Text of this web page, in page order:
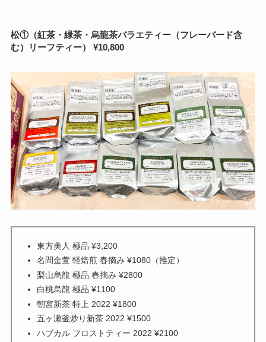
松①（紅茶・緑茶・烏龍茶バラエティー（フレーバード含
む）リーフティー） ¥10,800
東方美人 極品 ¥3,200
名間金萱 軽焙煎 春摘み ¥1080（推定）
梨山烏龍 極品 春摘み ¥2800
白桃烏龍 極品 ¥1100
朝宮新茶 特上 2022 ¥1800
五ヶ瀬釜炒り新茶 2022 ¥1500
ハブカル フロストティー 2022 ¥2100